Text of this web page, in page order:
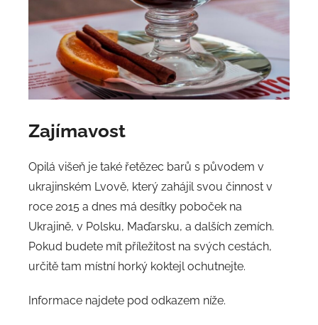
Zajímavost
Opilá višeň je také řetězec barů s původem v
ukrajinském Lvově, který zahájil svou činnost v
roce 2015 a dnes má desítky poboček na
Ukrajině, v Polsku, Maďarsku, a dalších zemích.
Pokud budete mít příležitost na svých cestách,
určitě tam místní horký koktejl ochutnejte.
Informace najdete pod odkazem níže.